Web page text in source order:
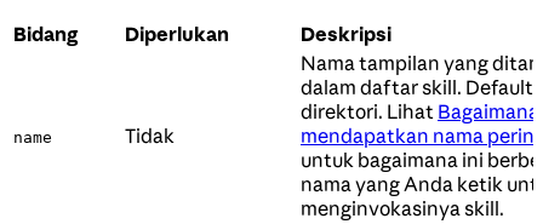
Bidang Diperlukan Deskripsi
name Tidak
Nama tampilan yang
dalam daftar skill. Default
direktori. Lihat
mendapatkan nama
untuk bagaimana ini
nama yang Anda ketik
menginvokasinya skill.